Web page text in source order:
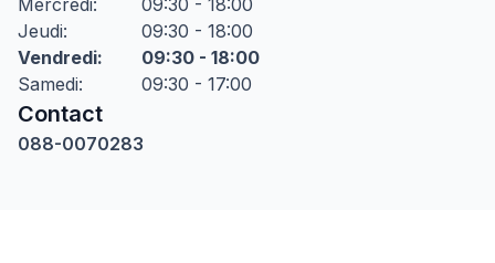
Mercredi:
09:30 - 18:00
Jeudi:
09:30 - 18:00
Vendredi:
09:30 - 18:00
Samedi: 09:30 - 17:00
Contact
088-0070283